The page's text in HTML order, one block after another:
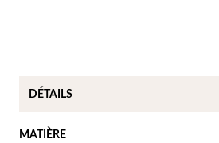
MATIÈRE
DÉTAILS